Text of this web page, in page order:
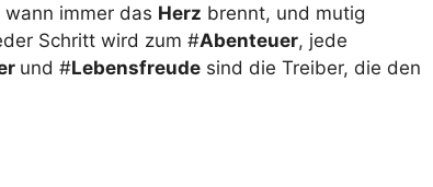
wann immer das Herz brennt, und mutig
Schritt wird zum #Abenteuer, jede
und #Lebensfreude sind die Treiber, die den